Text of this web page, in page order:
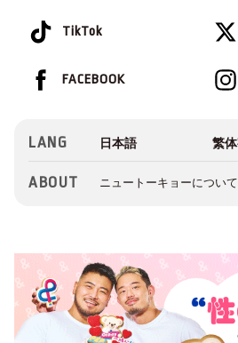
TikTok
FACEBOOK
LANG
ABOUT ニュートーキョーについて